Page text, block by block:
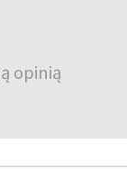
opinią